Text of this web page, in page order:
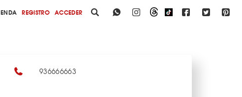
REGISTRO ACCEDER
936666663